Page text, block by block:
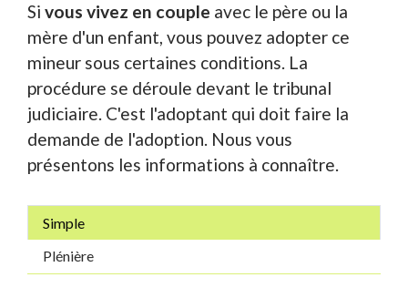
Si vous vivez en couple avec le père ou la
mère d'un enfant, vous pouvez adopter ce
mineur sous certaines conditions. La
procédure se déroule devant le tribunal
judiciaire. C'est l'adoptant qui doit faire la
demande de l'adoption. Nous vous
présentons les informations à connaître.
Simple
Plénière